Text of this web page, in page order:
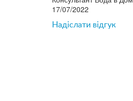
17/07/2022
Надіслати відгук